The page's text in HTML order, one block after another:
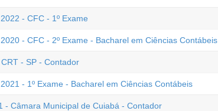
- CFC - 1º Exame
- CFC - 2º Exame - Bacharel em Ciências Contábeis
- SP - Contador
- 1º Exame - Bacharel em Ciências Contábeis
- Câmara Municipal de Cuiabá - Contador